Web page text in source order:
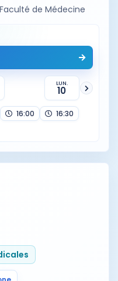
de Médecine
LUN.
10
16:00
16:30